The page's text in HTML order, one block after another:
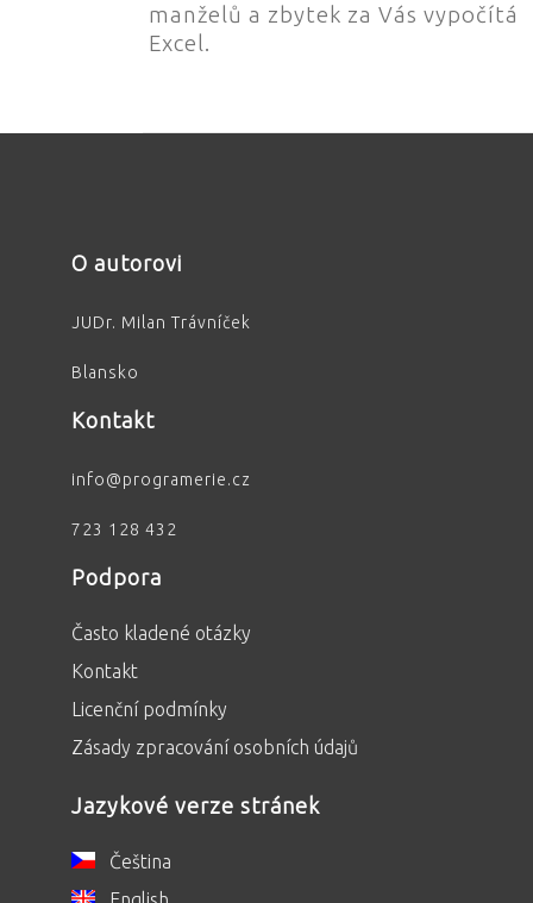
manželů a zbytek za Vás vypočítá
Excel.
O autorovi
JUDr. Milan Trávníček
Blansko
Kontakt
info@programerie.cz
723 128 432
Podpora
Často kladené otázky
Kontakt
Licenční podmínky
Zásady zpracování osobních údajů
Jazykové verze stránek
Čeština